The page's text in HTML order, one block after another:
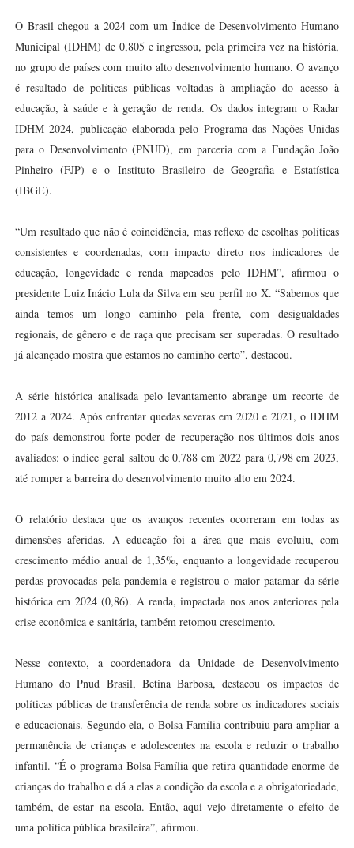
O Brasil chegou a 2024 com um Índice de Desenvolvimento Humano
Municipal (IDHM) de 0,805 e ingressou, pela primeira vez na história,
no grupo de países com muito alto desenvolvimento humano. O avanço
é resultado de políticas públicas voltadas à ampliação do acesso à
educação, à saúde e à geração de renda. Os dados integram o Radar
IDHM 2024, publicação elaborada pelo Programa das Nações Unidas
para o Desenvolvimento (PNUD), em parceria com a Fundação João
Pinheiro (FJP) e o Instituto Brasileiro de Geografia e Estatística
(IBGE).
“Um resultado que não é coincidência, mas reflexo de escolhas políticas
consistentes e coordenadas, com impacto direto nos indicadores de
educação, longevidade e renda mapeados pelo IDHM”, afirmou o
presidente Luiz Inácio Lula da Silva em seu perfil no X. “Sabemos que
ainda temos um longo caminho pela frente, com desigualdades
regionais, de gênero e de raça que precisam ser superadas. O resultado
já alcançado mostra que estamos no caminho certo”, destacou.
A série histórica analisada pelo levantamento abrange um recorte de
2012 a 2024. Após enfrentar quedas severas em 2020 e 2021, o IDHM
do país demonstrou forte poder de recuperação nos últimos dois anos
avaliados: o índice geral saltou de 0,788 em 2022 para 0,798 em 2023,
até romper a barreira do desenvolvimento muito alto em 2024.
O relatório destaca que os avanços recentes ocorreram em todas as
dimensões aferidas. A educação foi a área que mais evoluiu, com
crescimento médio anual de 1,35%, enquanto a longevidade recuperou
perdas provocadas pela pandemia e registrou o maior patamar da série
histórica em 2024 (0,86). A renda, impactada nos anos anteriores pela
crise econômica e sanitária, também retomou crescimento.
Nesse contexto, a coordenadora da Unidade de Desenvolvimento
Humano do Pnud Brasil, Betina Barbosa, destacou os impactos de
políticas públicas de transferência de renda sobre os indicadores sociais
e educacionais. Segundo ela, o Bolsa Família contribuiu para ampliar a
permanência de crianças e adolescentes na escola e reduzir o trabalho
infantil. “É o programa Bolsa Família que retira quantidade enorme de
crianças do trabalho e dá a elas a condição da escola e a obrigatoriedade,
também, de estar na escola. Então, aqui vejo diretamente o efeito de
uma política pública brasileira”, afirmou.